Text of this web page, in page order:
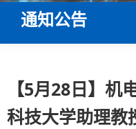
通知公告
【5月28日】机
科技大学助理教